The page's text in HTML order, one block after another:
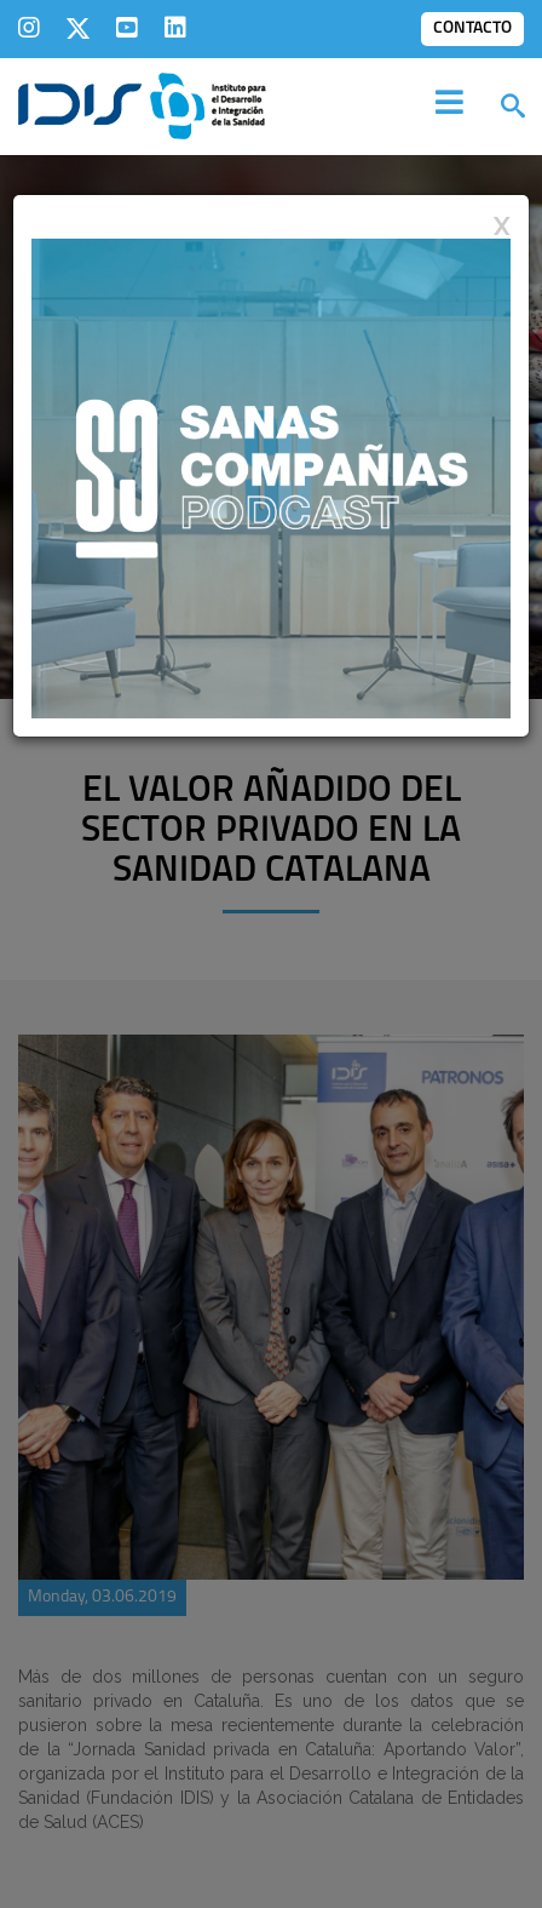
CONTACTO
IDIS EN LOSMEDIOS
EL VALOR AÑADIDO DEL
SECTOR PRIVADO EN LA
SANIDAD CATALANA
Monday, 03.06.2019
Más de dos millones de personas cuentan con un seguro
sanitario privado en Cataluña. Es uno de los datos que se
pusieron sobre la mesa recientemente durante la celebración
de la “Jornada Sanidad privada en Cataluña: Aportando Valor”,
organizada por el Instituto para el Desarrollo e Integración de la
Sanidad (Fundación IDIS) y la Asociación Catalana de Entidades
de Salud (ACES)
X